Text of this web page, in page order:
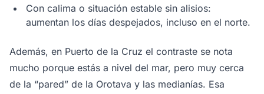
Con calima o situación estable sin alisios:
aumentan los días despejados, incluso en el norte.
Además, en Puerto de la Cruz el contraste se nota
mucho porque estás a nivel del mar, pero muy cerca
de la “pared” de la Orotava y las medianías. Esa